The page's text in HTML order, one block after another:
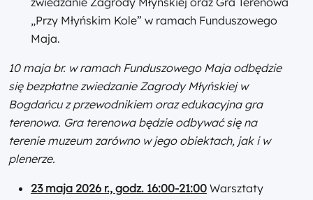
„Przy Młyńskim Kole” w ramach Funduszowego
Maja.
10 maja br. w ramach Funduszowego Maja odbędzie
się bezpłatne zwiedzanie Zagrody Młyńskiej w
Bogdańcu z przewodnikiem oraz edukacyjna gra
terenowa. Gra terenowa będzie odbywać się na
terenie muzeum zarówno w jego obiektach, jak i w
plenerze.
23 maja 2026 r., godz. 16:00-21:00 Warsztaty